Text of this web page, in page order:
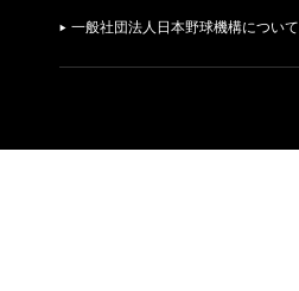
一般社団法人日本野球機構について